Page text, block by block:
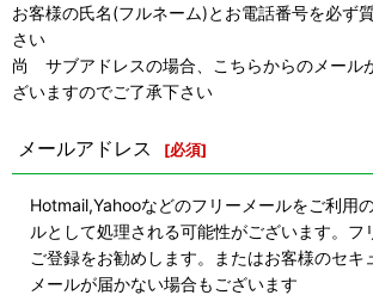
お客様の氏名(フルネーム)とお電話番号を必ず
さい
尚 サブアドレスの場合、こちらからのメール
ざいますのでご了承下さい
メールアドレス [必須]
Hotmail,Yahooなどのフリーメールをご利用
ルとして処理される可能性がございます。フ
ご登録をお勧めします。またはお客様のセキ
メールが届かない場合もございます